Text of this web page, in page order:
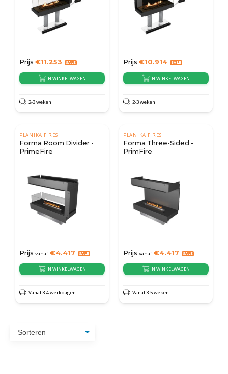
Prijs €11.253
IN WINKELWAGEN
2-3 weken
Prijs €10.914
IN WINKELWAGEN
2-3 weken
PLANIKA FIRES
Forma Room Divider -
PrimeFire
Prijs vanaf€4.417
IN WINKELWAGEN
Vanaf 3-4 werkdagen
PLANIKA FIRES
Forma Three-Sided -
PrimFire
Prijs vanaf€4.417
IN WINKELWAGEN
Vanaf 3-5 weken